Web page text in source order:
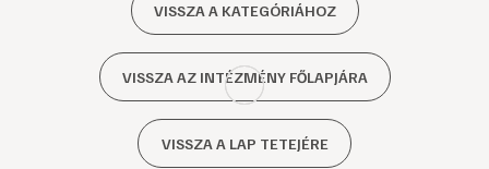
VISSZA A KATEGÓRIÁHOZ
VISSZA AZ INTÉZMÉNY FŐLAPJÁRA
VISSZA A LAP TETEJÉRE